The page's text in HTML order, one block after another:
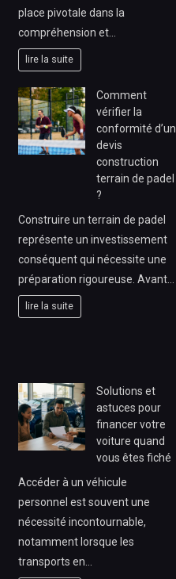
place pivotale dans la
compréhension et…
lire la suite
Comment
vérifier la
conformité d’un
devis
construction
terrain de padel
?
Construire un terrain de padel
représente un investissement
conséquent qui nécessite une
préparation rigoureuse. Avant…
lire la suite
Solutions et
astuces pour
financer votre
voiture quand
vous êtes fiché
Accéder à un véhicule
personnel est souvent une
nécessité incontournable,
notamment lorsque les
transports en…